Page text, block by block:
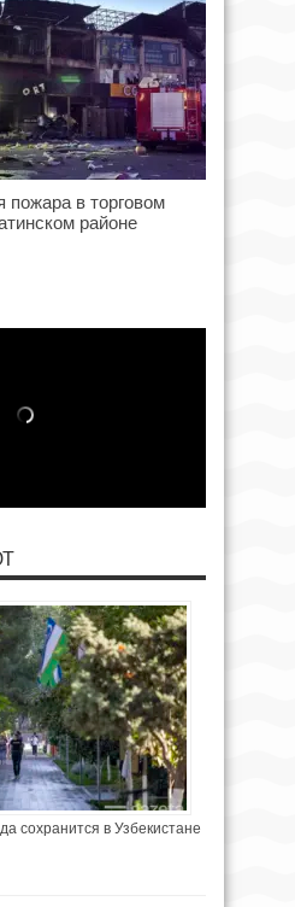
пожара в торговом
районе
сохранится в Узбекистане